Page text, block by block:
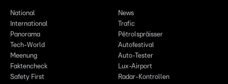
National
International
Panorama
Tech-World
Meenung
Faktencheck
Safety First
News
Trafic
Pëtrolspräisser
Autofestival
Auto-Tester
Lux-Airport
Radar-Kontrollen